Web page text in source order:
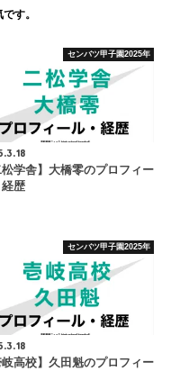
す。
センバツ甲子園2025年
松学舎】大橋零のプロフィー
経歴
センバツ甲子園2025年
岐高校】久田魁のプロフィー